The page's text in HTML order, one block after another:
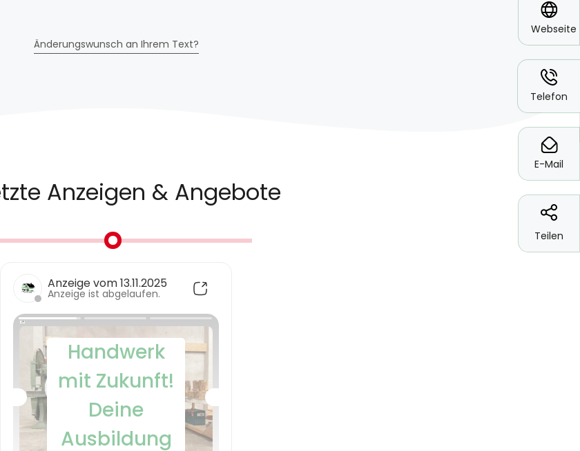
Webseite
Telefon
E-Mail
Teilen
Änderungswunsch an Ihrem Text?